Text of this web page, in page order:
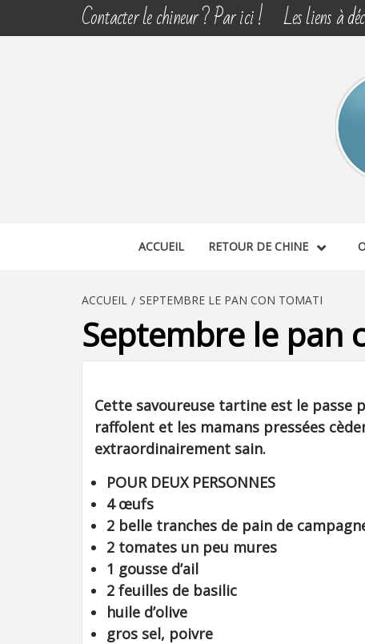
Contacter le chineur ? Par ici ! Les liens à
ACCUEIL RETOUR DE CHINE
ACCUEIL SEPTEMBRE LE PAN CON TOMATI
Septembre le pan
Cette savoureuse tartine est le passe
raffolent et les mamans pressées
extraordinairement sain.
POUR DEUX PERSONNES
4 œufs
2 belle tranches de pain de
2 tomates un peu mures
1 gousse d’ail
2 feuilles de basilic
huile d’olive
gros sel, poivre